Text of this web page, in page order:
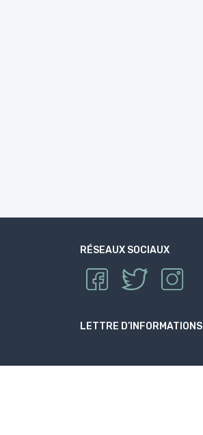
RÉSEAUX SOCIAUX
LETTRE D’INFORMATIONS